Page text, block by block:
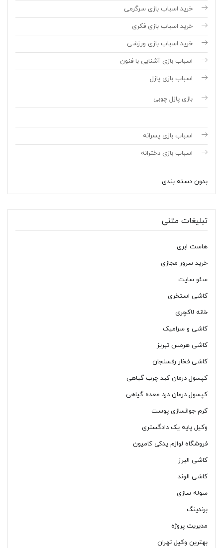
خرید اسباب بازی سرگرمی
خرید اسباب بازی فکری
خرید اسباب بازی ورزشی
اسباب بازی آشنایی با فنون
اسباب بازی پازل
بازی پازل چوبی
اسباب بازی پسرانه
اسباب بازی دخترانه
بدون دسته بندی
تبلیغات متنی
هاست ابری
خرید سرور مجازی
سئو سایت
کاشی استخری
خانه لاکچری
کاشی و سرامیک
کاشی هرمس تبریز
کاشی فخار رفسنجان
کپسول درمان کبد چرب گیاهی
کپسول درمان درد معده گیاهی
کرم جوانسازی پوست
وکیل پایه یک دادگستری
فروشگاه لوازم یدکی کامیون
کاشی البرز
کاشی الوند
سوله سازی
برندینگ
مدیریت پروژه
بهترین وکیل تهران